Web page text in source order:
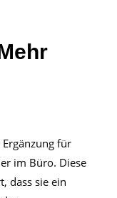
für
im Büro. Diese
dass sie ein